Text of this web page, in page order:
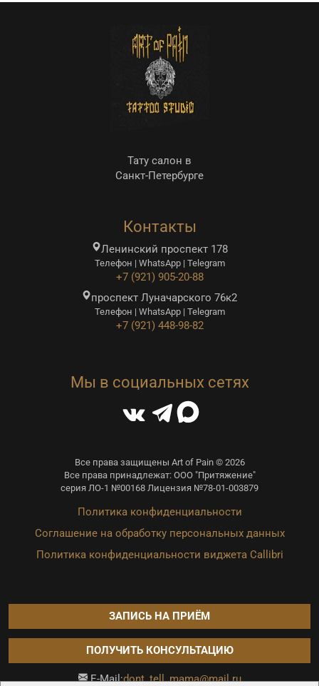
Тату салон в
Санкт-Петербурге
Контакты
Ленинский проспект 178
Телефон | WhatsApp | Telegram
+7 (921) 905-20-88
проспект Луначарского 76к2
Телефон | WhatsApp | Telegram
+7 (921) 448-98-82
Мы в социальных сетях
Все права защищены Art of Pain © 2026
Все права принадлежат: ООО "Притяжение"
серия ЛО-1 №00168 Лицензия №78-01-003879
Политика конфиденциальности
Соглашение на обработку персональных данных
Политика конфиденциальности виджета Callibri
ЗАПИСЬ НА ПРИЁМ
ПОЛУЧИТЬ КОНСУЛЬТАЦИЮ
E-Mail:dont_tell_mama@mail.ru